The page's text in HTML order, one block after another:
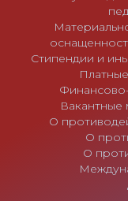
Стипендии и
Финансово-
Вакантные
О
О
О